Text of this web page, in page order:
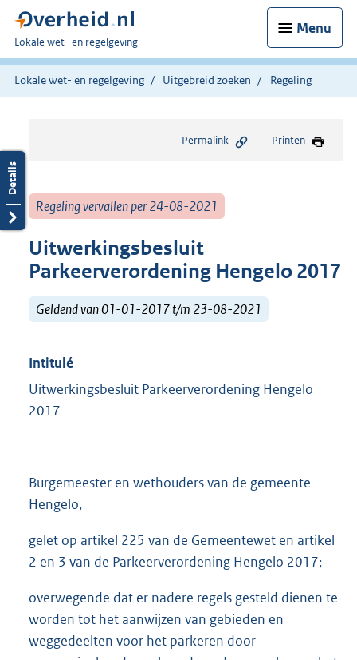
Menu
U
bent
hier:
Lokale wet- en regelgeving
Lokale wet- en regelgeving Uitgebreid zoeken Regeling
Permalink Printen
Regeling vervallen per 24-08-2021
Uitwerkingsbesluit
Parkeerverordening Hengelo 2017
Geldend van 01-01-2017 t/m 23-08-2021
Intitulé
Uitwerkingsbesluit Parkeerverordening Hengelo
2017
Burgemeester en wethouders van de gemeente
Hengelo,
gelet op artikel 225 van de Gemeentewet en artikel
2 en 3 van de Parkeerverordening Hengelo 2017;
overwegende dat er nadere regels gesteld dienen te
worden tot het aanwijzen van gebieden en
weggedeelten voor het parkeren door